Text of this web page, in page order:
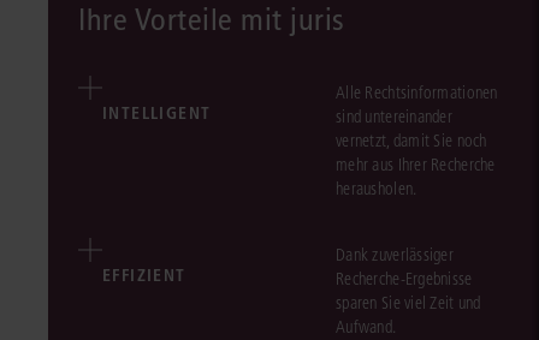
Ihre Vorteile mit juris
INTELLIGENT
Alle Rechtsinformationen
sind untereinander
vernetzt, damit Sie noch
mehr aus Ihrer Recherche
herausholen.
EFFIZIENT
Dank zuverlässiger
Recherche-Ergebnisse
sparen Sie viel Zeit und
Aufwand.